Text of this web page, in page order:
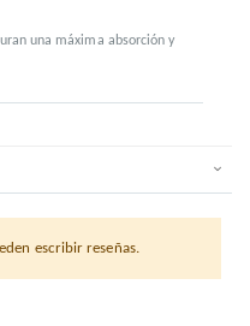
una máxima absorción y
escribir reseñas.